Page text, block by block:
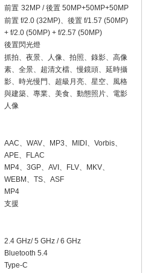
前置 32MP /後置 50MP+50MP+50MP
前置 f/2.0 (32MP) 、後置 f/1.57 (50MP)
+ f/2.0 (50MP) + f/2.57 (50MP)
後置閃光燈
抓拍、夜景、人像、拍照、錄影、高像
素、全景、超清文檔、慢鏡頭、延時攝
影、時光慢門、超級月亮、星空、風格
與建築、專業、美食、動態照片、電影
人像
AAC 、WAV MP3 MIDI 、Vorbis
APE
FLAC
MP4 、3GP 、AVI FLV MKV
WEBM
、TS 、ASF
MP4
支援
2.4 GHz/ 5 GHz / 6 GHz
Bluetooth 5.4
Type-C